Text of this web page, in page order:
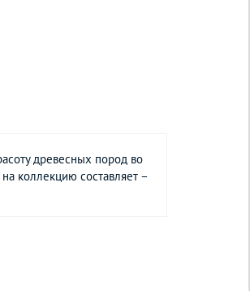
древесных пород во
коллекцию составляет –